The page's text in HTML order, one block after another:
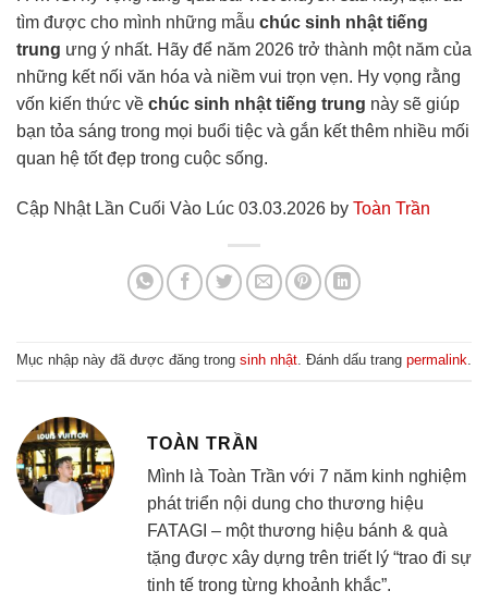
tìm được cho mình những mẫu chúc sinh nhật tiếng
trung ưng ý nhất. Hãy để năm 2026 trở thành một năm của
những kết nối văn hóa và niềm vui trọn vẹn. Hy vọng rằng
vốn kiến thức về chúc sinh nhật tiếng trung này sẽ giúp
bạn tỏa sáng trong mọi buổi tiệc và gắn kết thêm nhiều mối
quan hệ tốt đẹp trong cuộc sống.
Cập Nhật Lần Cuối Vào Lúc 03.03.2026 by Toàn Trần
Mục nhập này đã được đăng trong sinh nhật . Đánh dấu trang permalink
TOÀN TRẦN
Mình là Toàn Trần với 7 năm kinh nghiệm
phát triển nội dung cho thương hiệu
FATAGI – một thương hiệu bánh & quà
tặng được xây dựng trên triết lý “trao đi sự
tinh tế trong từng khoảnh khắc”.